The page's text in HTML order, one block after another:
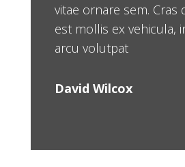
vitae ornare sem. Cras
est mollis ex vehicula,
arcu volutpat
David Wilcox